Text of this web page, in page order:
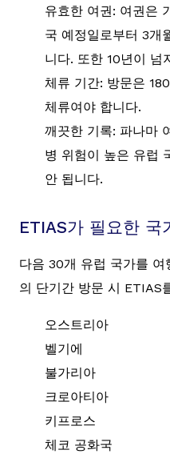
유효한 여권: 여권은
국 예정일로부터 3개
니다. 또한 10년이 넘
체류 기간: 방문은
체류여야 합니다.
깨끗한 기록: 파나마
병 위험이 높은 유럽
안 됩니다.
ETIAS가 필요한 국
다음 30개 유럽 국가를
의 단기간 방문 시 ETIAS
오스트리아
벨기에
불가리아
크로아티아
키프로스
체코 공화국